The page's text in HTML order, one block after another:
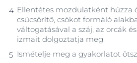
Ellentétes mozdulatként húzza
csücsörítő, csókot formáló
váltogatásával a száj, az orcák
izmait dolgoztatja meg.
Ismételje meg a gyakorlatot